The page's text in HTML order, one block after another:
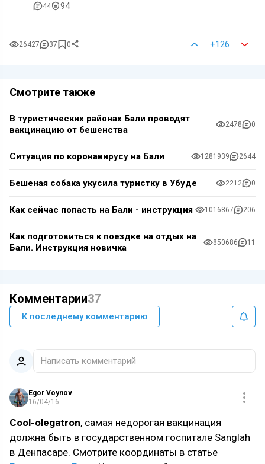
44 94
26427 37 0 +126
Смотрите также
В туристических районах Бали проводят
вакцинацию от бешенства
2478 0
Ситуация по коронавирусу на Бали 1281939 2644
Бешеная собака укусила туристку в Убуде 2212 0
Как сейчас попасть на Бали - инструкция 1016867 206
Как подготовиться к поездке на отдых на
Бали. Инструкция новичка
850686 11
Комментарии37
К последнему комментарию
Написать комментарий
Egor Voynov
16/04/16
Cool-olegatron, самая недорогая вакцинация
должна быть в государственном госпитале Sanglah
в Денпасаре. Смотрите координаты в статье